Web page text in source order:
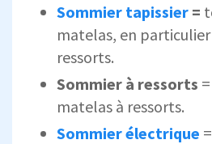
Sommier tapissier =
matelas, en
ressorts.
Sommier à ressorts
matelas à ressorts.
Sommier électrique